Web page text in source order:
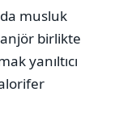
musluk
birlikte
yanıltıcı